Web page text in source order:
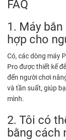
FAQ
1. Máy
hợp cho
Có, các dòng máy
Pro được thiết kế
đến người chơi
và tần suất, giúp
mình.
2. Tôi có
bằng cách